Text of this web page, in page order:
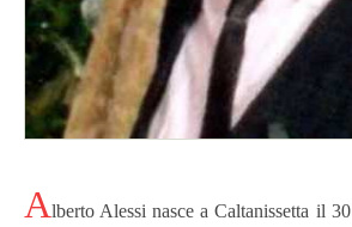
Alberto Alessi nasce a Caltanissetta il